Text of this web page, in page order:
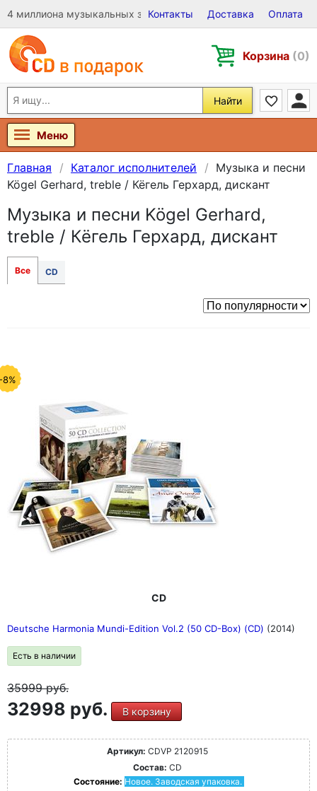
4 миллиона музыкальных записей на Виниле, CD и DVD
Контакты Доставка Оплата
Корзина (0)
Найти
Меню
Главная Каталог исполнителей
Музыка и песни
Kögel Gerhard, treble / Кёгель Герхард, дискант
Музыка и песни Kögel Gerhard,
treble / Кёгель Герхард, дискант
Все CD
8%
CD
Deutsche Harmonia Mundi-Edition Vol.2 (50 CD-Box) (CD) (2014)
Есть в наличии
35999руб.
32998 руб. В корзину
Артикул: CDVP 2120915
Состав: CD
Состояние: Новое. Заводская упаковка.